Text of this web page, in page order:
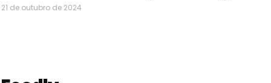
21 de outubro de 2024